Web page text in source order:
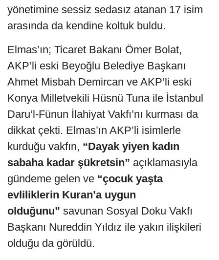
yönetimine sessiz sedasız atanan 17 isim
arasında da kendine koltuk buldu.
Elmas’ın; Ticaret Bakanı Ömer Bolat,
AKP’li eski Beyoğlu Belediye Başkanı
Ahmet Misbah Demircan ve AKP’li eski
Konya Milletvekili Hüsnü Tuna ile İstanbul
Daru’l-Fünun İlahiyat Vakfı’nı kurması da
dikkat çekti. Elmas’ın AKP’li isimlerle
kurduğu vakfın, “Dayak yiyen kadın
sabaha kadar şükretsin” açıklamasıyla
gündeme gelen ve “çocuk yaşta
evliliklerin Kuran’a uygun
olduğunu” savunan Sosyal Doku Vakfı
Başkanı Nureddin Yıldız ile yakın ilişkileri
olduğu da görüldü.